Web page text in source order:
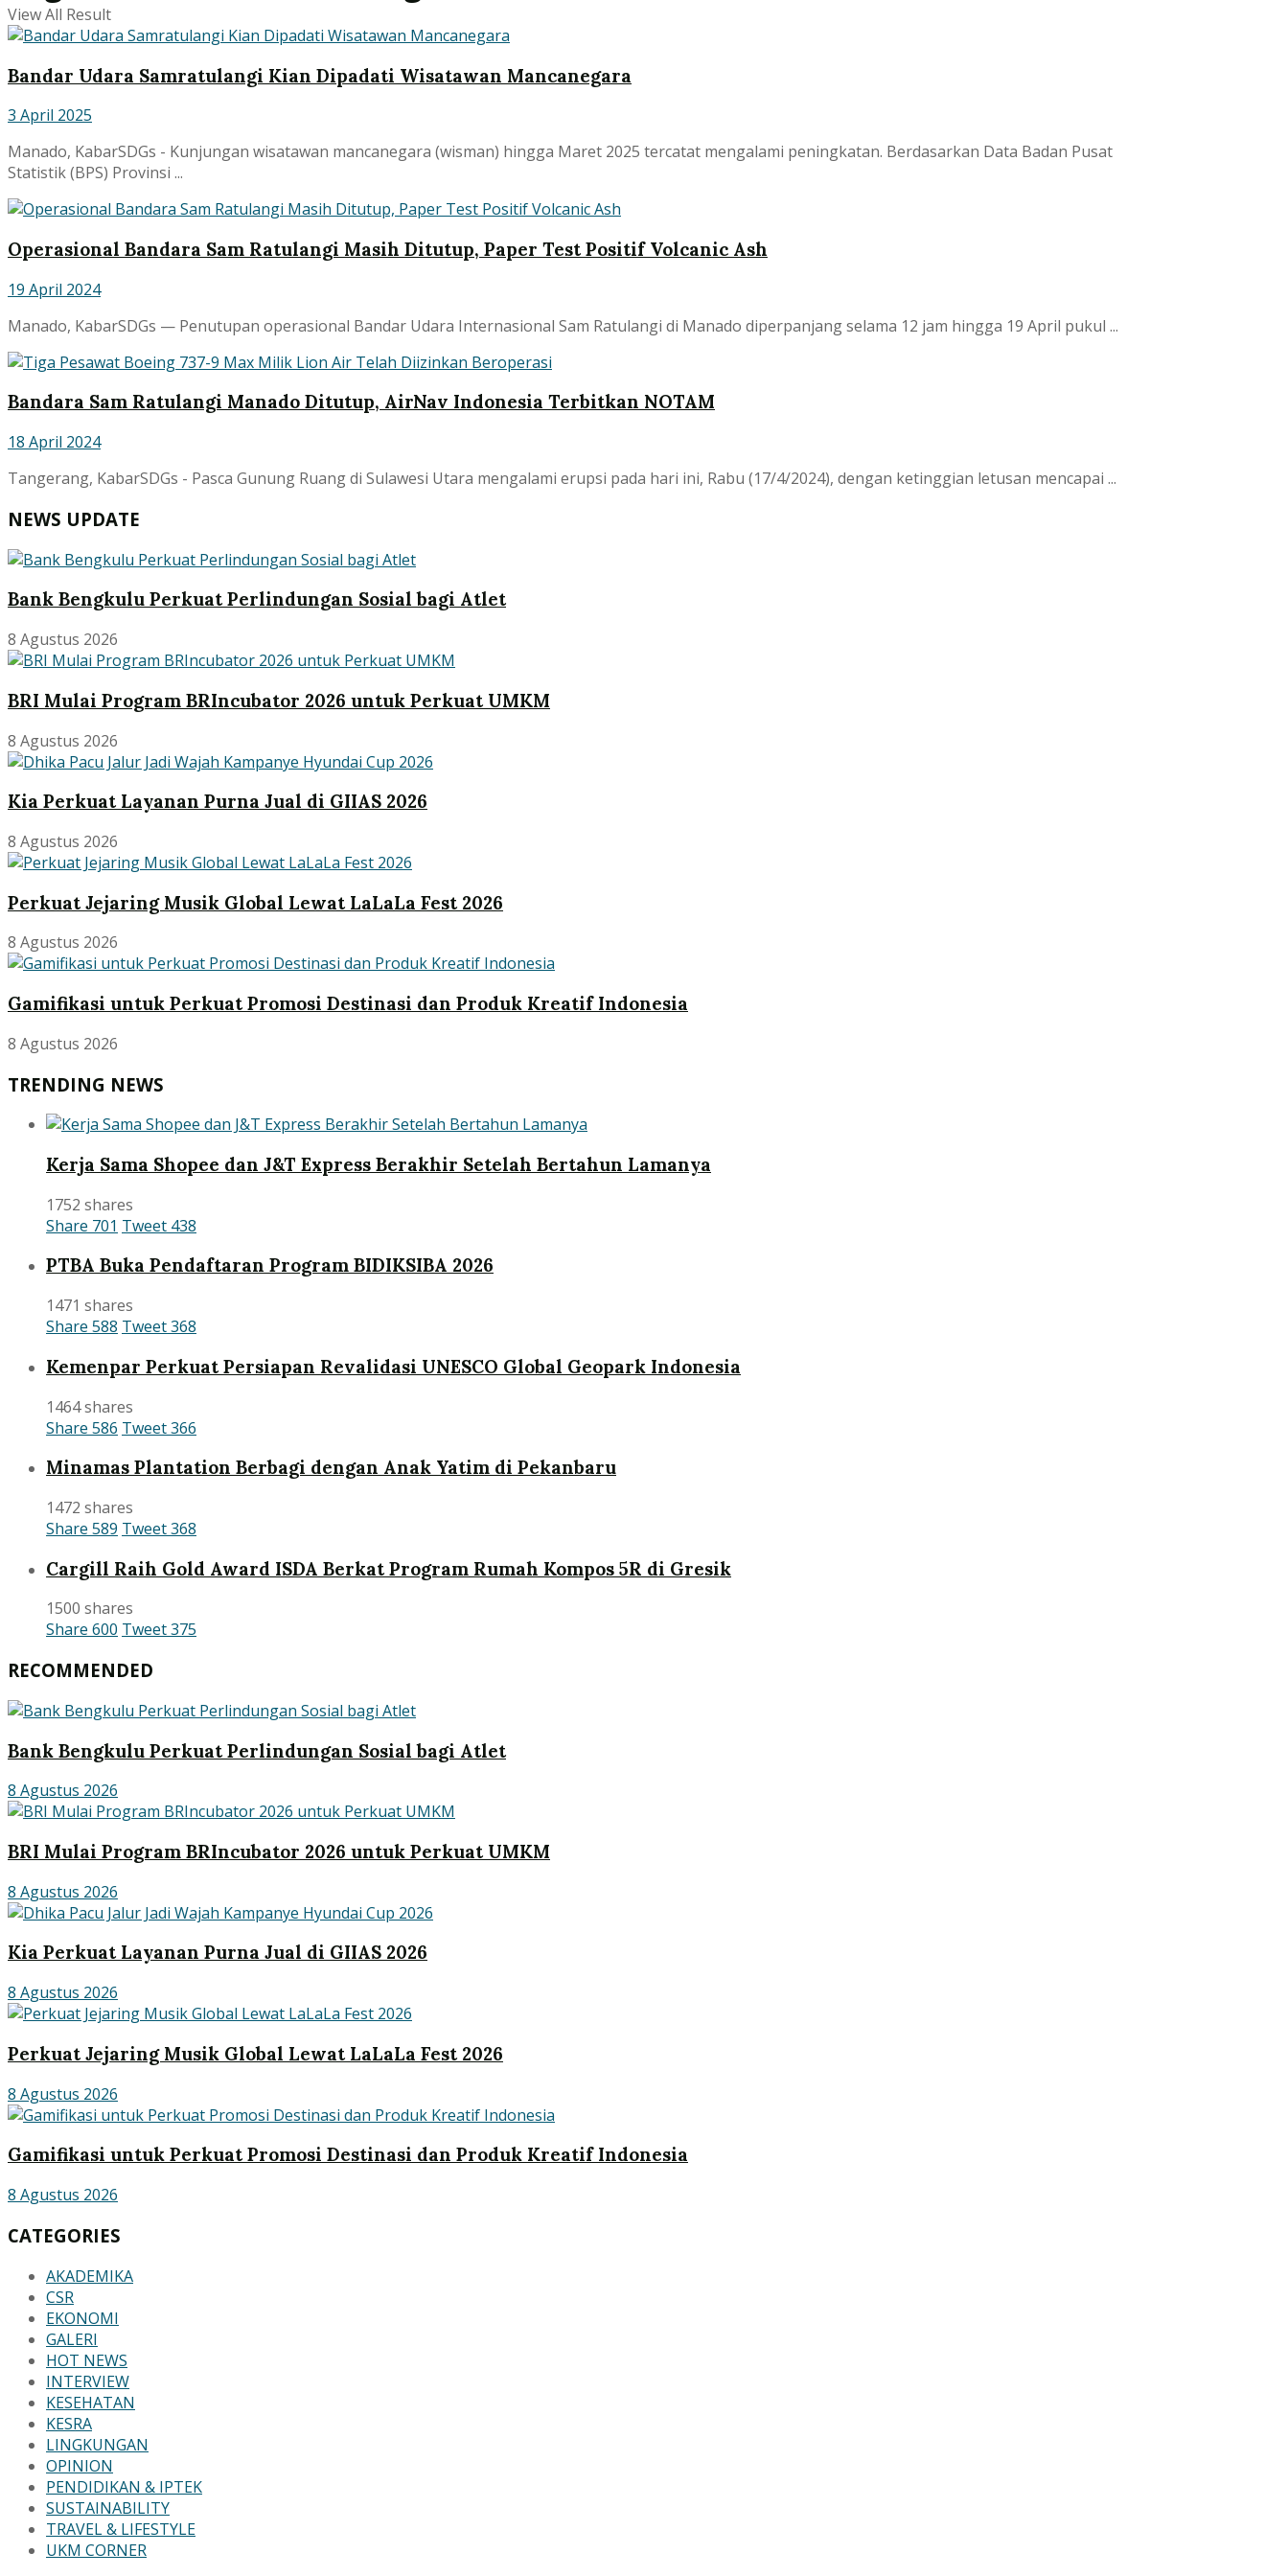
View All Result
Bandar Udara Samratulangi Kian Dipadati Wisatawan Mancanegara
3 April 2025
Manado, KabarSDGs - Kunjungan wisatawan mancanegara (wisman) hingga Maret 2025 tercatat mengalami peningkatan. Berdasarkan Data Badan Pusat
Statistik (BPS) Provinsi ...
Operasional Bandara Sam Ratulangi Masih Ditutup, Paper Test Positif Volcanic Ash
19 April 2024
Manado, KabarSDGs — Penutupan operasional Bandar Udara Internasional Sam Ratulangi di Manado diperpanjang selama 12 jam hingga 19 April pukul ...
Bandara Sam Ratulangi Manado Ditutup, AirNav Indonesia Terbitkan NOTAM
18 April 2024
Tangerang, KabarSDGs - Pasca Gunung Ruang di Sulawesi Utara mengalami erupsi pada hari ini, Rabu (17/4/2024), dengan ketinggian letusan mencapai ...
NEWS UPDATE
Bank Bengkulu Perkuat Perlindungan Sosial bagi Atlet
8 Agustus 2026
BRI Mulai Program BRIncubator 2026 untuk Perkuat UMKM
8 Agustus 2026
Kia Perkuat Layanan Purna Jual di GIIAS 2026
8 Agustus 2026
Perkuat Jejaring Musik Global Lewat LaLaLa Fest 2026
8 Agustus 2026
Gamifikasi untuk Perkuat Promosi Destinasi dan Produk Kreatif Indonesia
8 Agustus 2026
TRENDING NEWS
Kerja Sama Shopee dan J&T Express Berakhir Setelah Bertahun Lamanya
1752 shares
Share 701 Tweet 438
PTBA Buka Pendaftaran Program BIDIKSIBA 2026
1471 shares
Share 588 Tweet368
Kemenpar Perkuat Persiapan Revalidasi UNESCO Global Geopark Indonesia
1464 shares
Share 586 Tweet366
Minamas Plantation Berbagi dengan Anak Yatim di Pekanbaru
1472 shares
Share 589 Tweet368
Cargill Raih Gold Award ISDA Berkat Program Rumah Kompos 5R di Gresik
1500 shares
Share 600 Tweet375
RECOMMENDED
Bank Bengkulu Perkuat Perlindungan Sosial bagi Atlet
8 Agustus 2026
BRI Mulai Program BRIncubator 2026 untuk Perkuat UMKM
8 Agustus 2026
Kia Perkuat Layanan Purna Jual di GIIAS 2026
8 Agustus 2026
Perkuat Jejaring Musik Global Lewat LaLaLa Fest 2026
8 Agustus 2026
Gamifikasi untuk Perkuat Promosi Destinasi dan Produk Kreatif Indonesia
8 Agustus 2026
CATEGORIES
AKADEMIKA
CSR
EKONOMI
GALERI
HOT NEWS
INTERVIEW
KESEHATAN
KESRA
LINGKUNGAN
OPINION
PENDIDIKAN & IPTEK
SUSTAINABILITY
TRAVEL & LIFESTYLE
UKM CORNER